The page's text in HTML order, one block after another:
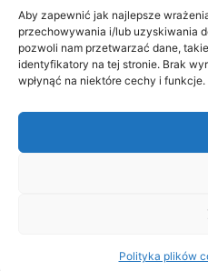
Aby zapewnić jak najlepsze
przechowywania i/lub uzyskiwania
pozwoli nam przetwarzać dane,
identyfikatory na tej stronie. Brak
wpłynąć na niektóre cechy i funkcje.
Polityka plików